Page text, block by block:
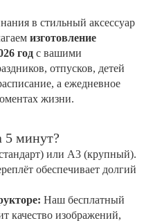
в стильный аксессуар
изготовление
год с вашими
отпусков, детей
а ежедневное
жизни.
5 минут?
или А3 (крупный).
обеспечивает долгий
Наш бесплатный
качество изображений,